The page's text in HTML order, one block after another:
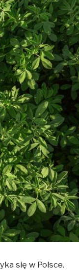
się w Polsce.